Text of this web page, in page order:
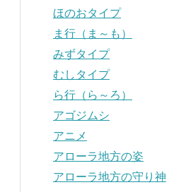
ほのおタイプ
ま行（ま～も）
みずタイプ
むしタイプ
ら行（ら～ろ）
アゴジムシ
アニメ
アローラ地方の姿
アローラ地方の守り神